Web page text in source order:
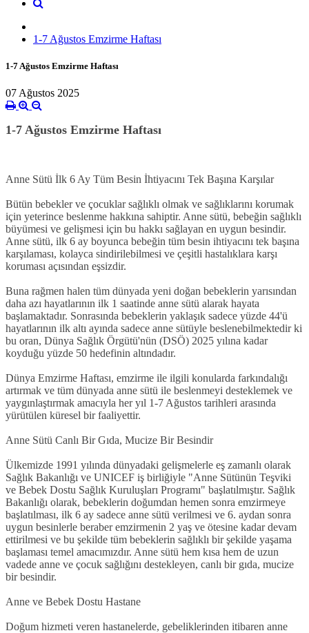
1-7 Ağustos Emzirme Haftası
1-7 Ağustos Emzirme Haftası
07 Ağustos 2025
1-7 Ağustos Emzirme Haftası
Anne Sütü İlk 6 Ay Tüm Besin İhtiyacını Tek Başına Karşılar
Bütün bebekler ve çocuklar sağlıklı olmak ve sağlıklarını korumak
için yeterince beslenme hakkına sahiptir. Anne sütü, bebeğin sağlıklı
büyümesi ve gelişmesi için bu hakkı sağlayan en uygun besindir.
Anne sütü, ilk 6 ay boyunca bebeğin tüm besin ihtiyacını tek başına
karşılaması, kolayca sindirilebilmesi ve çeşitli hastalıklara karşı
koruması açısından eşsizdir.
Buna rağmen halen tüm dünyada yeni doğan bebeklerin yarısından
daha azı hayatlarının ilk 1 saatinde anne sütü alarak hayata
başlamaktadır. Sonrasında bebeklerin yaklaşık sadece yüzde 44'ü
hayatlarının ilk altı ayında sadece anne sütüyle beslenebilmektedir ki
bu oran, Dünya Sağlık Örgütü'nün (DSÖ) 2025 yılına kadar
koyduğu yüzde 50 hedefinin altındadır.
Dünya Emzirme Haftası, emzirme ile ilgili konularda farkındalığı
artırmak ve tüm dünyada anne sütü ile beslenmeyi desteklemek ve
yaygınlaştırmak amacıyla her yıl 1-7 Ağustos tarihleri arasında
yürütülen küresel bir faaliyettir.
Anne Sütü Canlı Bir Gıda, Mucize Bir Besindir
Ülkemizde 1991 yılında dünyadaki gelişmelerle eş zamanlı olarak
Sağlık Bakanlığı ve UNICEF iş birliğiyle "Anne Sütünün Teşviki
ve Bebek Dostu Sağlık Kuruluşları Programı" başlatılmıştır. Sağlık
Bakanlığı olarak, bebeklerin doğumdan hemen sonra emzirmeye
başlatılması, ilk 6 ay sadece anne sütü verilmesi ve 6. aydan sonra
uygun besinlerle beraber emzirmenin 2 yaş ve ötesine kadar devam
ettirilmesi ve bu şekilde tüm bebeklerin sağlıklı bir şekilde yaşama
başlaması temel amacımızdır. Anne sütü hem kısa hem de uzun
vadede anne ve çocuk sağlığını destekleyen, canlı bir gıda, mucize
bir besindir.
Anne ve Bebek Dostu Hastane
Doğum hizmeti veren hastanelerde, gebeliklerinden itibaren anne